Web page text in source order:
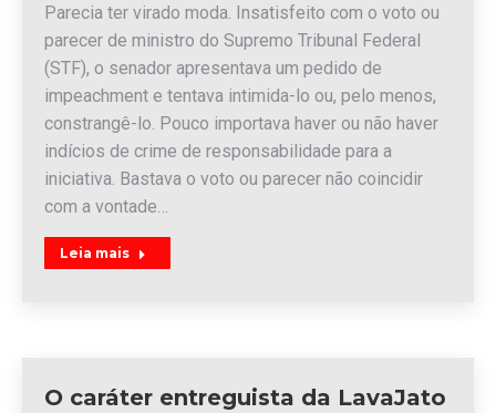
Parecia ter virado moda. Insatisfeito com o voto ou
parecer de ministro do Supremo Tribunal Federal
(STF), o senador apresentava um pedido de
impeachment e tentava intimida-lo ou, pelo menos,
constrangê-lo. Pouco importava haver ou não haver
indícios de crime de responsabilidade para a
iniciativa. Bastava o voto ou parecer não coincidir
com a vontade…
Leia mais
O caráter entreguista da LavaJato